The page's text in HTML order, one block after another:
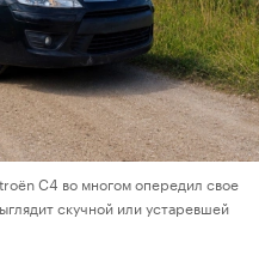
C4 во многом опередил свое
скучной или устаревшей